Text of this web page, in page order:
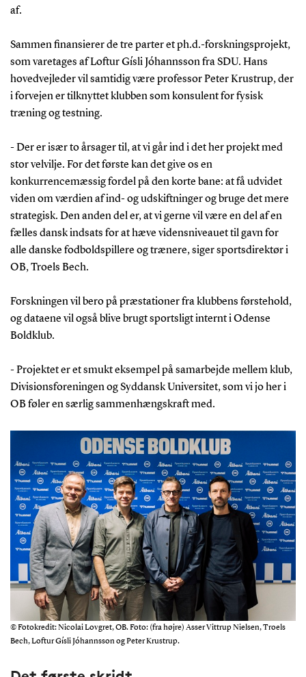
af.
Sammen finansierer de tre parter et ph.d.-forskningsprojekt,
som varetages af Loftur Gísli Jóhannsson fra SDU. Hans
hovedvejleder vil samtidig være professor Peter Krustrup, der
i forvejen er tilknyttet klubben som konsulent for fysisk
træning og testning.
- Der er især to årsager til, at vi går ind i det her projekt med
stor velvilje. For det første kan det give os en
konkurrencemæssig fordel på den korte bane: at få udvidet
viden om værdien af ind- og udskiftninger og bruge det mere
strategisk. Den anden del er, at vi gerne vil være en del af en
fælles dansk indsats for at hæve vidensniveauet til gavn for
alle danske fodboldspillere og trænere, siger sportsdirektør i
OB, Troels Bech.
Forskningen vil bero på præstationer fra klubbens førstehold,
og dataene vil også blive brugt sportsligt internt i Odense
Boldklub.
- Projektet er et smukt eksempel på samarbejde mellem klub,
Divisionsforeningen og Syddansk Universitet, som vi jo her i
OB føler en særlig sammenhængskraft med.
© Fotokredit: Nicolai Lovgret, OB. Foto: (fra højre) Asser Vittrup Nielsen, Troels
Bech, Loftur Gísli Jóhannsson og Peter Krustrup.